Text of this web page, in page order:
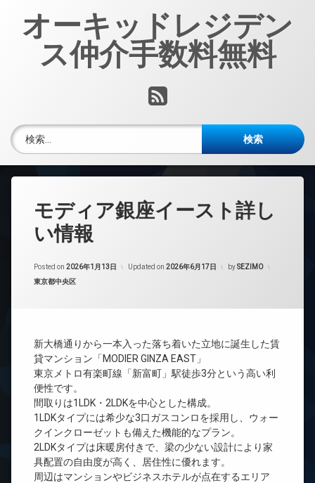
オーキッドレジデン
ス仲介手数料無料
RSS
検索:
モディア銀座イースト詳し
い情報
Posted on 2026年1月13日 Updated on 2026年6月17日 bySEZIMO
カテゴリー:
東京都中央区
新大橋通りから一本入った落ち着いた立地に誕生した賃
貸マンション「MODIER GINZA EAST」
東京メトロ有楽町線「新富町」駅徒歩3分という高い利
便性です。
間取りは1LDK・2LDKを中心とした構成。
1LDKタイプには希少な3口ガスコンロを採用し、ウォー
クインクローゼットも備えた機能的なプラン。
2LDKタイプは床暖房付きで、梁の少ない設計により家
具配置の自由度が高く、居住性に優れます。
周辺はマンションやビジネスホテルが点在するエリア